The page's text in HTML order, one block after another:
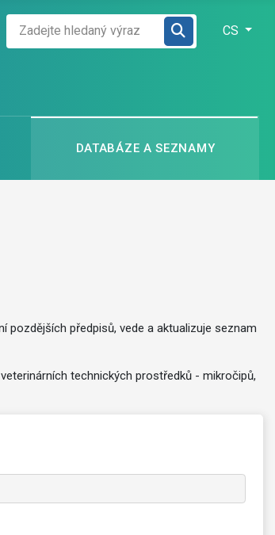
CS
DATABÁZE A SEZNAMY
pozdějších předpisů, vede a aktualizuje seznam
technických prostředků - mikročipů,